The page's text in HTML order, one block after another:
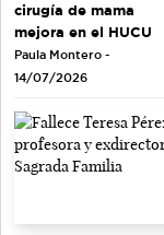
cirugía de mama
mejora en el HUCU
Paula Montero -
14/07/2026